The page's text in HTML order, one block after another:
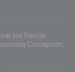
sus Fiestas
Concepción